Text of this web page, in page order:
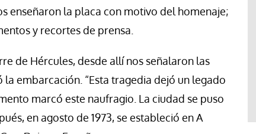
enseñaron la placa con motivo del homenaje;
y recortes de prensa.
de Hércules, desde allí nos señalaron las
embarcación. “Esta tragedia dejó un legado
marcó este naufragio. La ciudad se puso
en agosto de 1973, se estableció en A